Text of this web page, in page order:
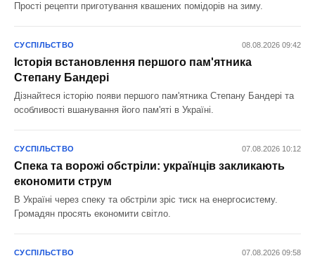
Прості рецепти приготування квашених помідорів на зиму.
СУСПІЛЬСТВО 08.08.2026 09:42
Історія встановлення першого пам'ятника
Степану Бандері
Дізнайтеся історію появи першого пам'ятника Степану Бандері та
особливості вшанування його пам'яті в Україні.
СУСПІЛЬСТВО 07.08.2026 10:12
Спека та ворожі обстріли: українців закликають
економити струм
В Україні через спеку та обстріли зріс тиск на енергосистему.
Громадян просять економити світло.
СУСПІЛЬСТВО 07.08.2026 09:58